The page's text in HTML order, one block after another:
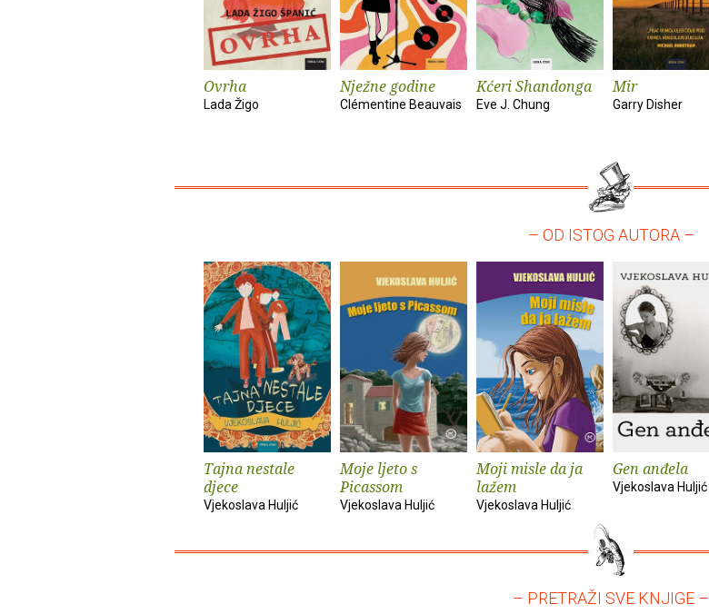
Ovrha
Lada Žigo
Nježne godine
Clémentine Beauvais
Kćeri Shandonga
Eve J. Chung
Mir
Garry Disher
– OD ISTOG AUTORA –
Tajna nestale
djece
Vjekoslava Huljić
Moje ljeto s
Picassom
Vjekoslava Huljić
Moji misle da ja
lažem
Vjekoslava Huljić
Gen anđela
Vjekoslava Huljić
– PRETRAŽI SVE KNJIGE –